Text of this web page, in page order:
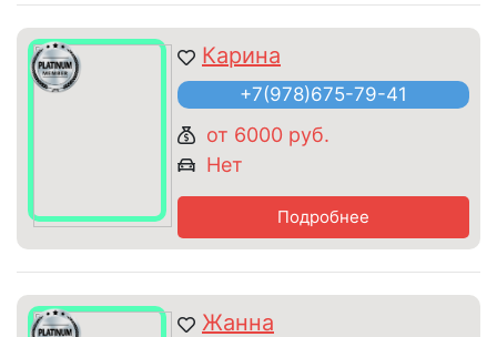
Карина
+7(978)675-79-41
от 6000 руб.
Нет
Подробнее
Жанна